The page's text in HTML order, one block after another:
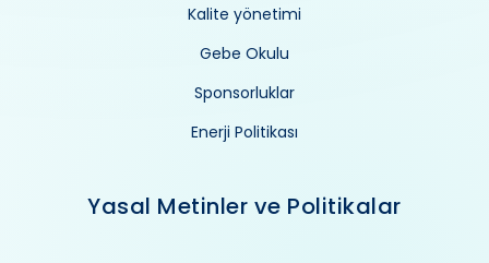
Kalite yönetimi
Gebe Okulu
Sponsorluklar
Enerji Politikası
Yasal Metinler ve Politikalar